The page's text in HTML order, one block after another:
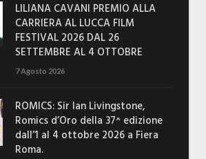
LILIANA CAVANI PREMIO ALLA
CARRIERA AL LUCCA FILM
FESTIVAL 2026 DAL 26
SETTEMBRE AL 4 OTTOBRE
7 Agosto 2026
ROMICS: Sir Ian Livingstone,
Romics d’Oro della 37^ edizione
dall’1 al 4 ottobre 2026 a Fiera
Roma.